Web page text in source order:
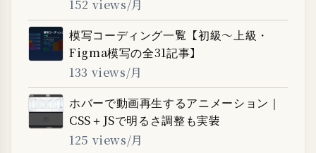
152 views/月
模写コーディング一覧【初級〜上級・
Figma模写の全31記事】
133 views/月
ホバーで動画再生するアニメーション｜
CSS＋JSで明るさ調整も実装
125 views/月